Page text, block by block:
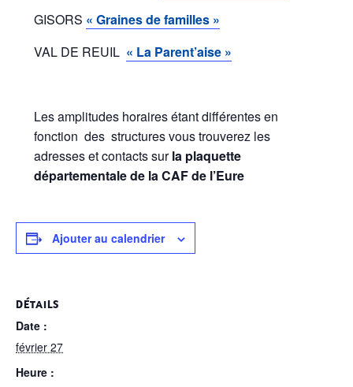
GISORS « Graines de familles »
VAL DE REUIL « La Parent’aise »
Les amplitudes horaires étant différentes en
fonction des structures vous trouverez les
adresses et contacts surla plaquette
départementale de la CAF de l’Eure
Ajouter au calendrier
DÉTAILS
Date :
février 27
Heure :